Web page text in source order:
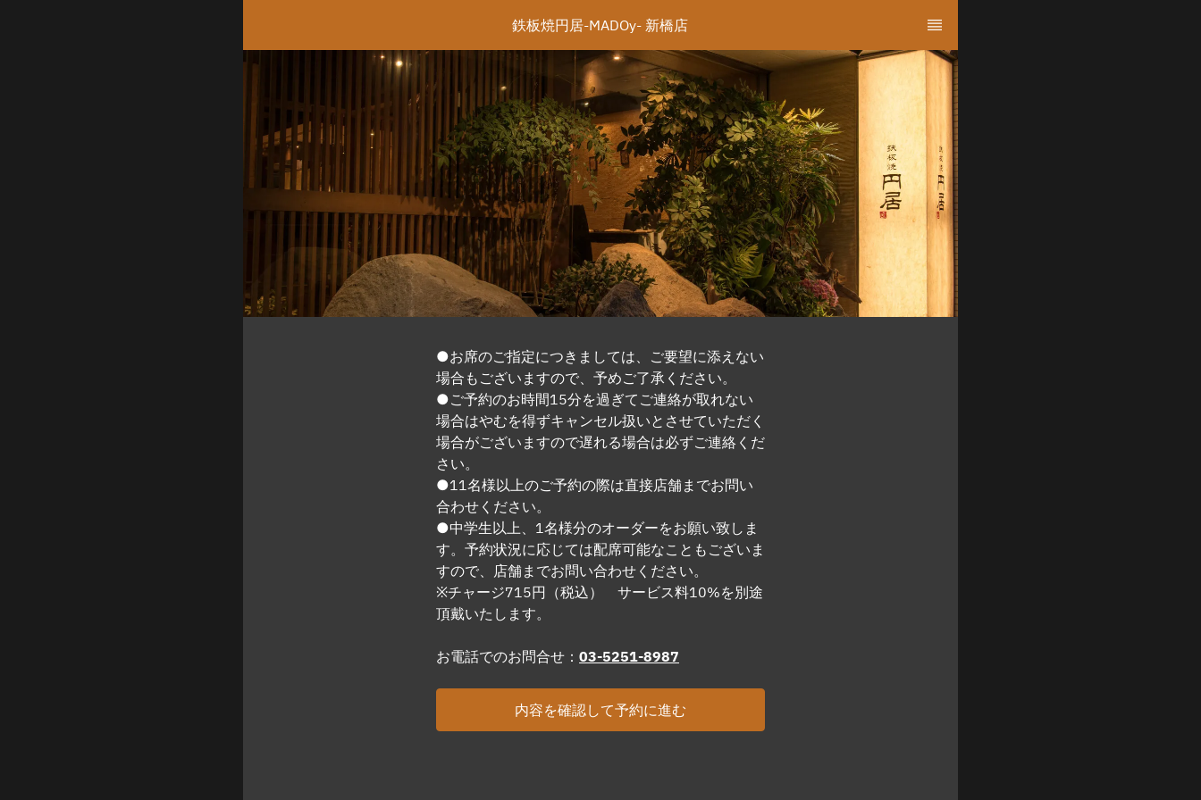
鉄板焼円居-MADOy- 新橋店
●お席のご指定につきましては、ご要望に添えない
場合もございますので、予めご了承ください。
●ご予約のお時間15分を過ぎてご連絡が取れない
場合はやむを得ずキャンセル扱いとさせていただく
場合がございますので遅れる場合は必ずご連絡くだ
さい。
●11名様以上のご予約の際は直接店舗までお問い
合わせください。
●中学生以上、1名様分のオーダーをお願い致しま
す。予約状況に応じては配席可能なこともございま
すので、店舗までお問い合わせください。
※チャージ715円（税込） サービス料10%を別途
頂戴いたします。
お電話でのお問合せ： 03-5251-8987
内容を確認して予約に進む